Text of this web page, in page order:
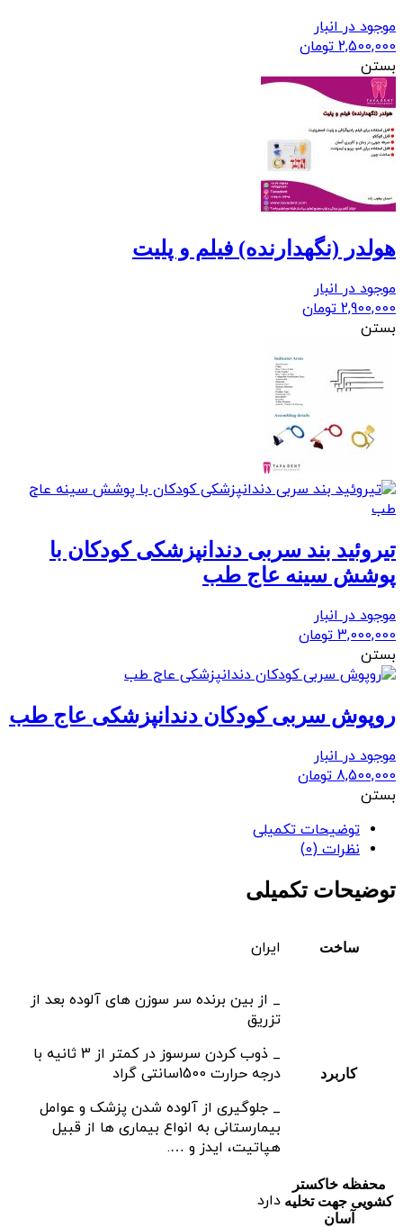
موجود در انبار
2,500,000 تومان
بستن
هولدر (نگهدارنده) فیلم و پلیت
موجود در انبار
2,900,000 تومان
بستن
تیروئید بند سربی دندانپزشکی کودکان با
پوشش سینه عاج طب
موجود در انبار
3,000,000 تومان
بستن
روپوش سربی کودکان دندانپزشکی عاج طب
موجود در انبار
8,500,000 تومان
بستن
توضیحات تکمیلی
نظرات (0)
توضیحات تکمیلی
ساخت ایران
کاربرد
_ از بین برنده سر سوزن های آلوده بعد از
تزریق
_ ذوب کردن سرسوز در کمتر از 3 ثانیه با
درجه حرارت 1500سانتی گراد
_ جلوگیری از آلوده شدن پزشک و عوامل
بیمارستانی به انواع بیماری ها از قبیل
هپاتیت، ایدز و ….
محفظه خاکستر
کشویی جهت تخلیه
آسان
دارد